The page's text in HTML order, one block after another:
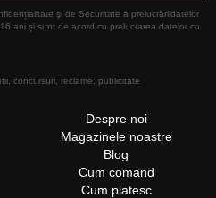
şi de Securitate a prelucrăriidatelor
ani și sunt de acord cu prelucrarea datelor cu
concursuri, reclame, publicitate
Despre noi
Magazinele noastre
Blog
Cum comand
Cum platesc